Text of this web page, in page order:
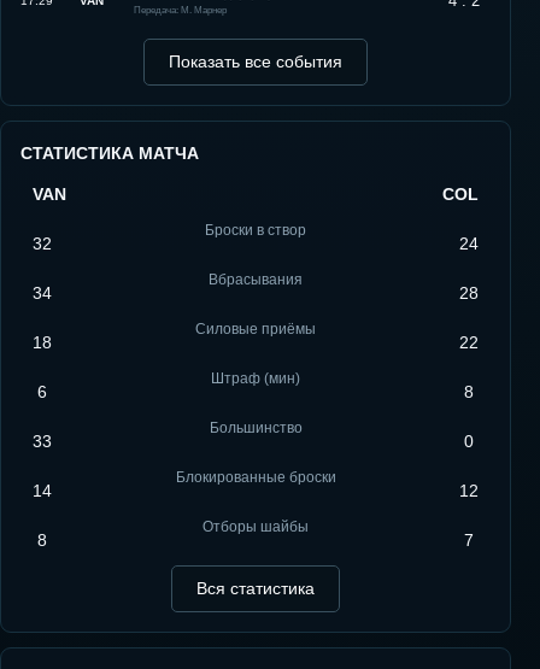
Передача: М. Марнер
Показать все события
СТАТИСТИКА МАТЧА
VAN COL
32
Броски в створ
24
34
Вбрасывания
28
18
Силовые приёмы
22
6
Штраф (мин)
8
33
Большинство
0
14
Блокированные броски
12
8
Отборы шайбы
7
Вся статистика